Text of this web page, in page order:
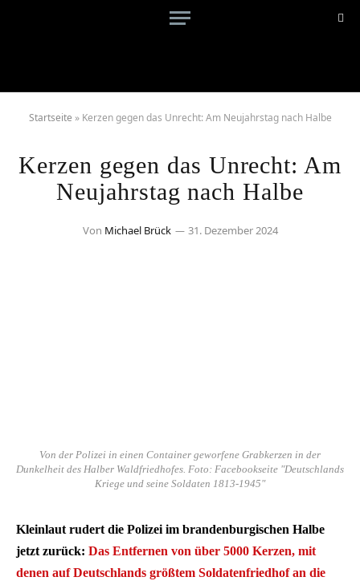
Startseite » Kerzen gegen das Unrecht: Am Neujahrstag nach Halbe
Kerzen gegen das Unrecht: Am
Neujahrstag nach Halbe
Von Michael Brück 31. Dezember 2024
Von der Polizei in einen Container geworfene Grabkerzen in der
Dunkelheit des Halber Waldfriedhofes. Foto: Facebookseite "Deutschlands
Kriege und seine Soldaten 1813-1945"
Kleinlaut rudert die Polizei im brandenburgischen Halbe
jetzt zurück: Das Entfernen von über 5000 Kerzen, mit
denen auf Deutschlands größtem Soldatenfriedhof an die